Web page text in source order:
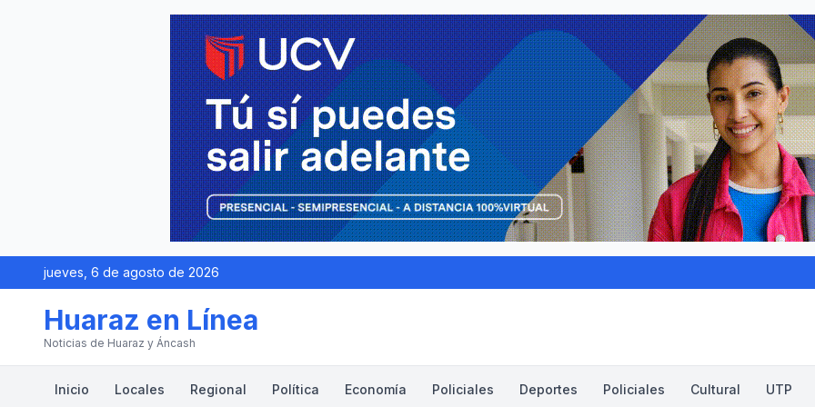
jueves, 6 de agosto de 2026
Huaraz en Línea
Noticias de Huaraz y Áncash
Inicio Locales Regional Política Economía Policiales Deportes Policiales Cultural UTP